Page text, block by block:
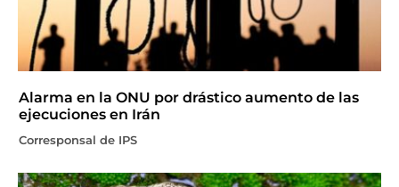
Alarma en la ONU por drástico aumento de las
ejecuciones en Irán
Corresponsal de IPS